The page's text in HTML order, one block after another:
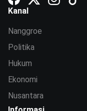
Kanal
Nanggroe
Politika
Hukum
Ekonomi
Nusantara